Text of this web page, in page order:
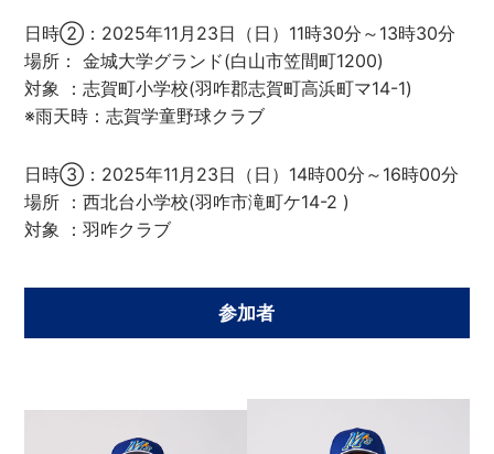
日時②：2025年11月23日（日）11時30分～13時30分
場所： 金城大学グランド(白山市笠間町1200)
対象 ：志賀町小学校(羽咋郡志賀町高浜町マ14-1)
※雨天時：志賀学童野球クラブ
日時③：2025年11月23日（日）14時00分～16時00分
場所 ：西北台小学校(羽咋市滝町ケ14-2 )
対象 ：羽咋クラブ
参加者